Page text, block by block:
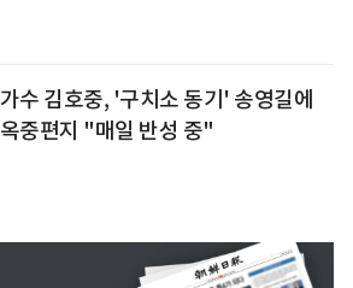
가수 김호중, '구치소 동기' 송영길에
옥중편지 "매일 반성 중"